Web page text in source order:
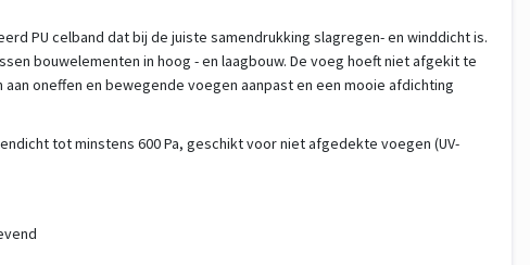
PU celband dat bij de juiste samendrukking slagregen- en winddicht is.
bouwelementen in hoog - en laagbouw. De voeg hoeft niet afgekit te
oneffen en bewegende voegen aanpast en een mooie afdichting
tot minstens 600 Pa, geschikt voor niet afgedekte voegen (UV-